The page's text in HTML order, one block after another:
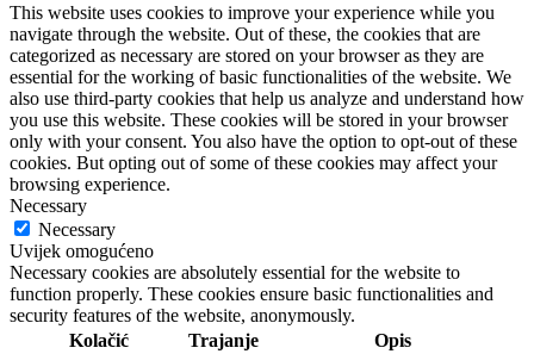
This website uses cookies to improve your experience while you
navigate through the website. Out of these, the cookies that are
categorized as necessary are stored on your browser as they are
essential for the working of basic functionalities of the website. We
also use third-party cookies that help us analyze and understand how
you use this website. These cookies will be stored in your browser
only with your consent. You also have the option to opt-out of these
cookies. But opting out of some of these cookies may affect your
browsing experience.
Necessary
Necessary
Uvijek omogućeno
Necessary cookies are absolutely essential for the website to
function properly. These cookies ensure basic functionalities and
security features of the website, anonymously.
Kolačić
Trajanje Opis